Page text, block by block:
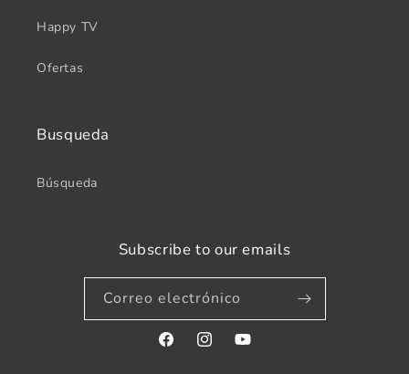
Happy TV
Ofertas
Busqueda
Búsqueda
Subscribe to our emails
Correo electrónico
FacebookInstagramYouTube